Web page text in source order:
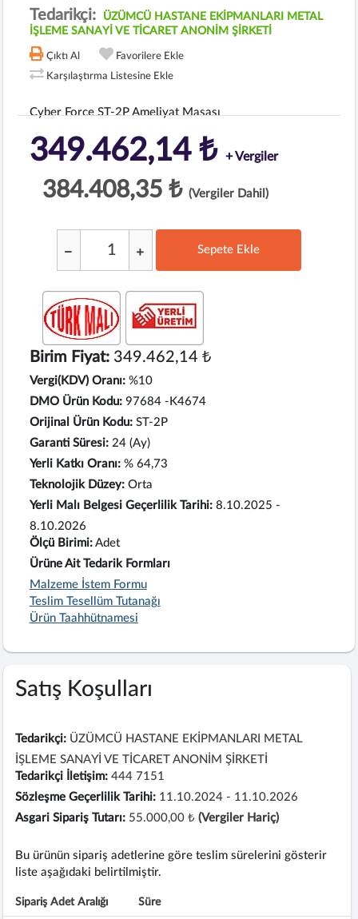
Tedarikçi:
ÜZÜMCÜ HASTANE EKİPMANLARI METAL
İŞLEME SANAYİ VE TİCARET ANONİM ŞİRKETİ
Çıktı Al
Favorilere Ekle
Karşılaştırma Listesine Ekle
Cyber Force ST-2P Ameliyat Masası
349.462,14 ₺ + Vergiler
384.408,35 ₺ (Vergiler Dahil)
Sepete Ekle
Birim Fiyat:349.462,14 ₺
Vergi(KDV) Oranı: %10
DMO Ürün Kodu: 97684 -K4674
Orijinal Ürün Kodu: ST-2P
Garanti Süresi: 24 (Ay)
Yerli Katkı Oranı: % 64,73
Teknolojik Düzey: Orta
Yerli Malı Belgesi Geçerlilik Tarihi: 8.10.2025 -
8.10.2026
Ölçü Birimi: Adet
Ürüne Ait Tedarik Formları
Malzeme İstem Formu
Teslim Tesellüm Tutanağı
Ürün Taahhütnamesi
Satış Koşulları
Tedarikçi: ÜZÜMCÜ HASTANE EKİPMANLARI METAL
İŞLEME SANAYİ VE TİCARET ANONİM ŞİRKETİ
Tedarikçi İletişim: 444 7151
Sözleşme Geçerlilik Tarihi: 11.10.2024 - 11.10.2026
Asgari Sipariş Tutarı: 55.000,00 ₺(Vergiler Hariç)
Bu ürünün sipariş adetlerine göre teslim sürelerini gösterir
liste aşağıdaki belirtilmiştir.
Sipariş Adet Aralığı Süre